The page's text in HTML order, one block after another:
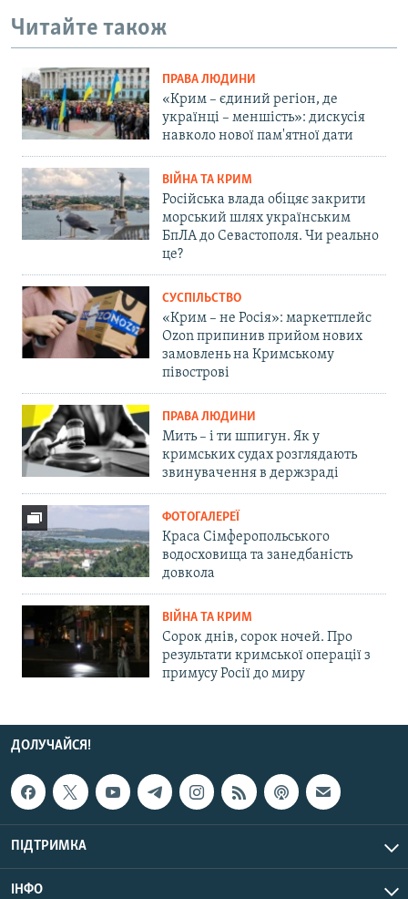
Читайте також
ПРАВА ЛЮДИНИ
«Крим – єдиний регіон, де
українці – меншість»: дискусія
навколо нової пам'ятної дати
ВІЙНА ТА КРИМ
Російська влада обіцяє закрити
морський шлях українським
БпЛА до Севастополя. Чи реально
це?
СУСПІЛЬСТВО
«Крим – не Росія»: маркетплейс
Ozon припинив прийом нових
замовлень на Кримському
півострові
ПРАВА ЛЮДИНИ
Мить – і ти шпигун. Як у
кримських судах розглядають
звинувачення в держзраді
ФОТОГАЛЕРЕЇ
Краса Сімферопольського
водосховища та занедбаність
довкола
ВІЙНА ТА КРИМ
Сорок днів, сорок ночей. Про
результати кримської операції з
примусу Росії до миру
ДОЛУЧАЙСЯ!
ПІДТРИМКА
ІНФО